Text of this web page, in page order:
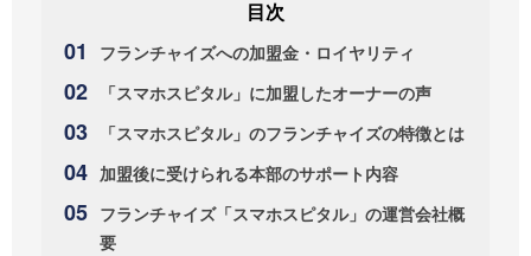
フランチャイズへの加盟金・ロイヤリティ
「スマホスピタル」に加盟したオーナーの声
「スマホスピタル」のフランチャイズの特徴とは
加盟後に受けられる本部のサポート内容
フランチャイズ「スマホスピタル」の運営会社概
要